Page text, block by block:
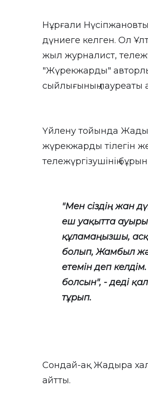
Нұрғали
дүниеге келген. Ол
жыл журналист,
"Жүрекжарды"
сыйлығының лауреаты
Үйлену тойында
жүрекжарды тілегін
тележүргізушінің
"Мен сіздің жан
еш уақытта
құламаңызшы,
болып, Жамбыл
етемін деп келдім.
болсын", - деді
тұрып.
Сондай-ақ Жадыра
айтты.